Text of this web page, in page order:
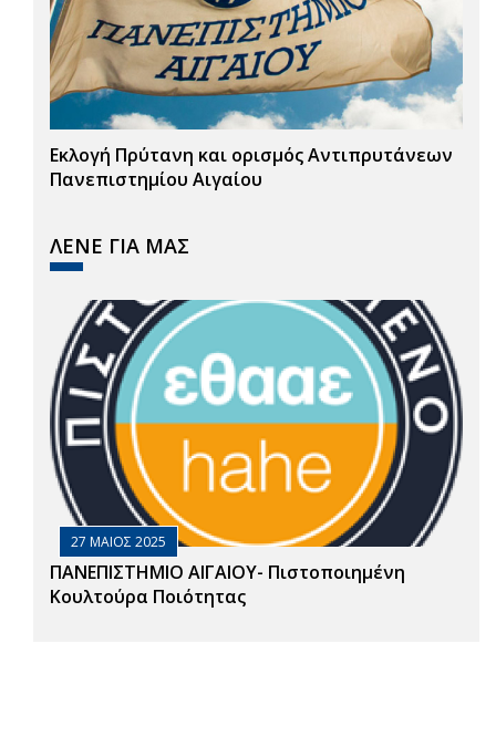
Εκλογή Πρύτανη και ορισμός Αντιπρυτάνεων
Πανεπιστημίου Αιγαίου
ΛΕΝΕ ΓΙΑ ΜΑΣ
27 ΜΑΙΟΣ 2025
ΠΑΝΕΠΙΣΤΗΜΙΟ ΑΙΓΑΙΟΥ- Πιστοποιημένη
Κουλτούρα Ποιότητας